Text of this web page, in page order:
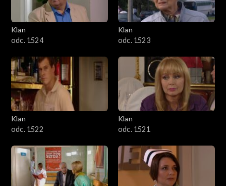
Klan
odc. 1524
Klan
odc. 1523
Klan
odc. 1522
Klan
odc. 1521